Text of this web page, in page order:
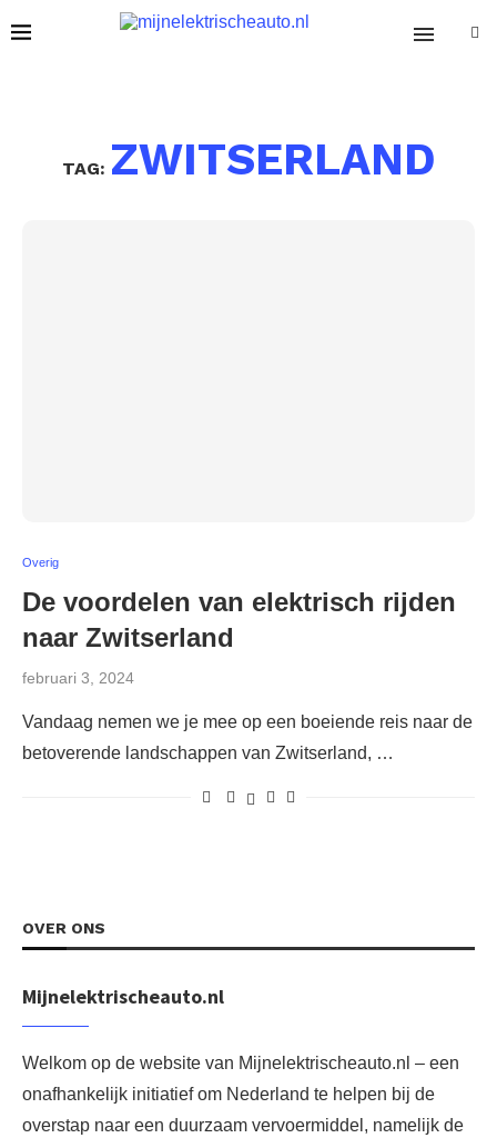
TAG: ZWITSERLAND
Overig
De voordelen van elektrisch rijden
naar Zwitserland
februari 3, 2024
Vandaag nemen we je mee op een boeiende reis naar de
betoverende landschappen van Zwitserland, …
OVER ONS
Mijnelektrischeauto.nl
Welkom op de website van Mijnelektrischeauto.nl – een
onafhankelijk initiatief om Nederland te helpen bij de
overstap naar een duurzaam vervoermiddel, namelijk de